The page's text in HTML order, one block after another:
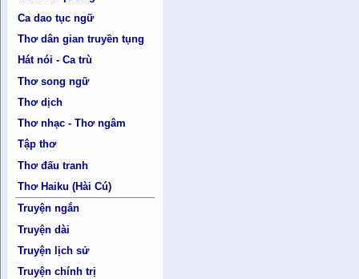
Ca dao tục ngữ
Thơ dân gian truyền tụng
Hát nói - Ca trù
Thơ song ngữ
Thơ dịch
Thơ nhạc - Thơ ngâm
Tập thơ
Thơ đấu tranh
Thơ Haiku (Hài Cú)
Truyện ngắn
Truyện dài
Truyện lịch sử
Truyện chính trị